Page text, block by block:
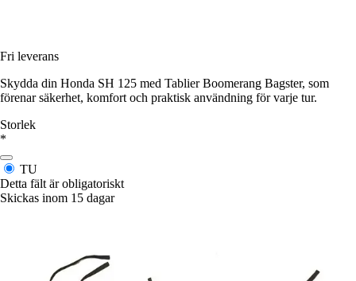
Fri leverans
Skydda din Honda SH 125 med Tablier Boomerang Bagster, som
förenar säkerhet, komfort och praktisk användning för varje tur.
Storlek
*
TU
Detta fält är obligatoriskt
Skickas inom 15 dagar